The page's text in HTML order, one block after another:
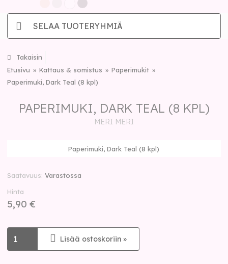
SELAA TUOTERYHMIÄ
Takaisin
Etusivu
Kattaus & somistus
Paperimukit
Paperimuki, Dark Teal (8 kpl)
PAPERIMUKI, DARK TEAL (8 KPL)
MERI MERI
Paperimuki, Dark Teal (8 kpl)
Saatavuus Varastossa
Hinta
5,90 €
Lisää ostoskoriin »